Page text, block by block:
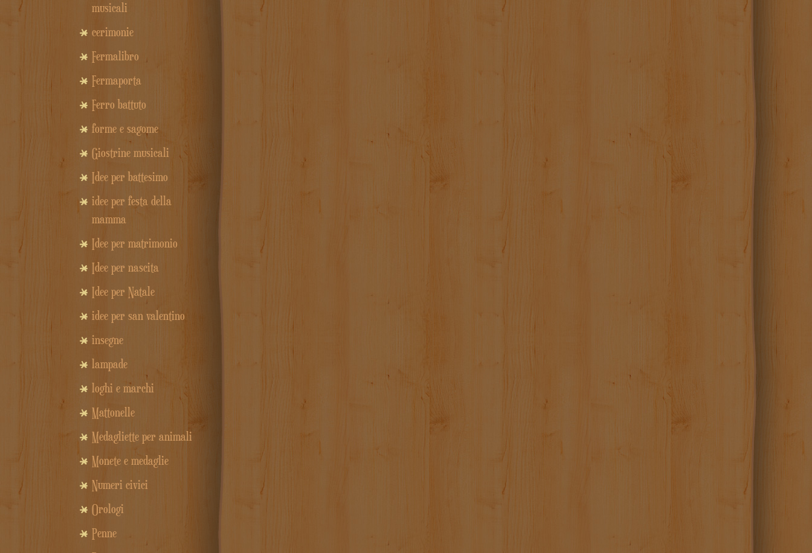
musicali
cerimonie
Fermalibro
Fermaporta
Ferro battuto
forme e sagome
Giostrine musicali
Idee per battesimo
idee per festa della
mamma
Idee per matrimonio
Idee per nascita
Idee per Natale
idee per san valentino
insegne
lampade
loghi e marchi
Mattonelle
Medagliette per animali
Monete e medaglie
Numeri civici
Orologi
Penne